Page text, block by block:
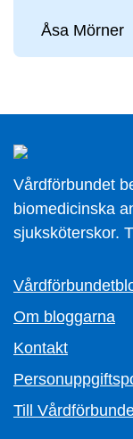
Åsa Mörner
Vårdförbundet
biomedicinska
sjuksköterskor.
Om bloggarna
Kontakt
Till